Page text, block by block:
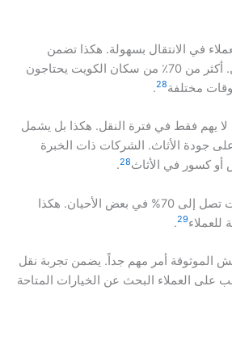
في الانتقال بسهولة. هكذا تضمن
سلامة الأثاث أثناء النقل. أكثر من 70٪ من سكان الكويت يحتاجون
مختلفة28
.
لا يهم فقط في فترة النقل. هكذا بل يشمل
جودة الأثاث. الشركات ذات الخبرة
كسور في الأثاث28
.
الشركات تقدم خصومات تصل إلى 70% في بعض الأحيان. هكذا
للعملاء29
.
الموثوقة أمر مهم جداً. يضمن تجربة نقل
العملاء البحث عن الخيارات المتاحة